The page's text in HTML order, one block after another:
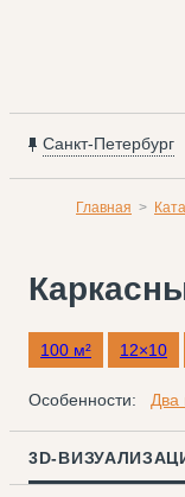
Санкт-Петербург
Главная
100 м² 12×10
Особенности: Два
3D-